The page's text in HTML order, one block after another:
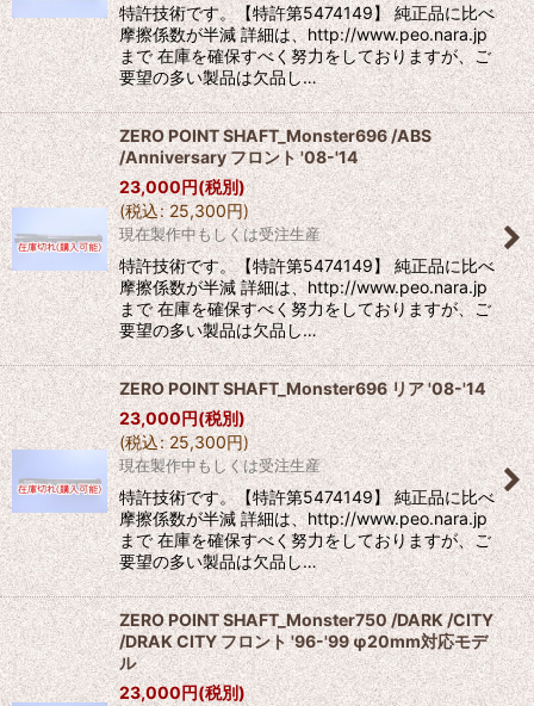
特許技術です。【特許第5474149】 純正品に比べ
摩擦係数が半減 詳細は、http://www.peo.nara.jp
まで 在庫を確保すべく努力をしておりますが、ご
要望の多い製品は欠品し…
ZERO POINT SHAFT_Monster696 /ABS
/Anniversary フロント '08-'14
23,000円(税別)
(税込: 25,300円)
現在製作中もしくは受注生産
特許技術です。【特許第5474149】 純正品に比べ
摩擦係数が半減 詳細は、http://www.peo.nara.jp
まで 在庫を確保すべく努力をしておりますが、ご
要望の多い製品は欠品し…
ZERO POINT SHAFT_Monster696 リア '08-'14
23,000円(税別)
(税込: 25,300円)
現在製作中もしくは受注生産
特許技術です。【特許第5474149】 純正品に比べ
摩擦係数が半減 詳細は、http://www.peo.nara.jp
まで 在庫を確保すべく努力をしておりますが、ご
要望の多い製品は欠品し…
ZERO POINT SHAFT_Monster750 /DARK /CITY
/DRAK CITY フロント '96-'99 φ20mm対応モデ
ル
23,000円(税別)